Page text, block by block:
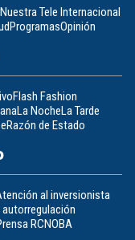
Nuestra Tele Internacional
ProgramasOpinión
Flash Fashion
La NocheLa Tarde
Razón de Estado
al inversionista
RCNOBA